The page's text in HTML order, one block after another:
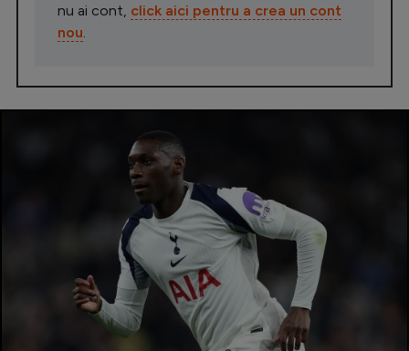
nu ai cont, click aici pentru a crea un cont
nou